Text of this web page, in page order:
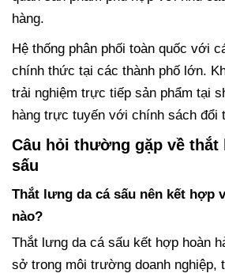
hàng.
Hệ thống phân phối toàn quốc với
chính thức tại các thành phố lớn.
trải nghiệm trực tiếp sản phẩm tại
hàng trực tuyến với chính sách đổi
Câu hỏi thường gặp về thắt
sấu
Thắt lưng da cá sấu nên kết hợp
nào?
Thắt lưng da cá sấu kết hợp hoàn
sở trong môi trường doanh nghiệp,